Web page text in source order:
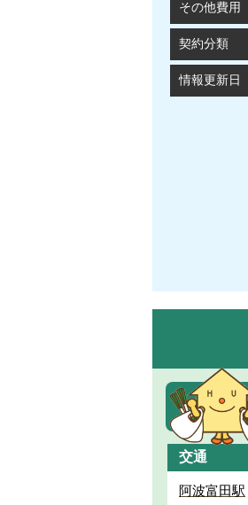
その他費用
契約分類
情報更新日
交通
阿波富田駅